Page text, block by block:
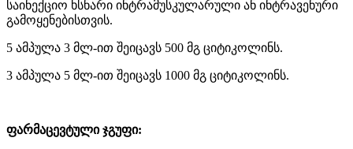
საინექციო ხსნარი ინტრამუსკულარული ან ინტრავენური
გამოყენებისთვის.
5 ამპულა 3 მლ-ით შეიცავს 500 მგ ციტიკოლინს.
3 ამპულა 5 მლ-ით შეიცავს 1000 მგ ციტიკოლინს.
ფარმაცევტული ჯგუფი: